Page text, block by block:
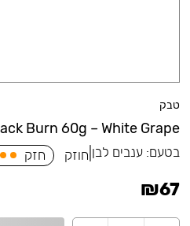
טבק
Burn 60g – White Grape
בטעם:ענבים לבן חוזק חזק
₪67